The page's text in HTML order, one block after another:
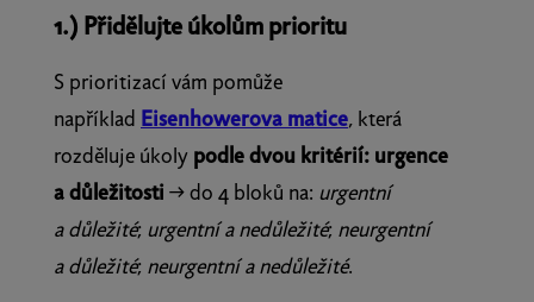
1.) Přidělujte úkolům prioritu
S prioritizací vám pomůže
například Eisenhowerova matice, která
rozděluje úkoly podle dvou kritérií: urgence
a důležitosti → do 4 bloků na: urgentní
a důležité; urgentní a nedůležité; neurgentní
a důležité; neurgentní a nedůležité.